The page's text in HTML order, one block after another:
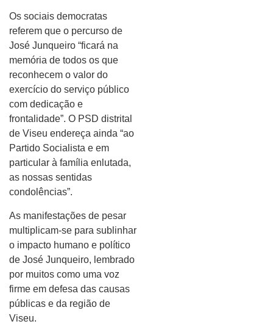
Os sociais democratas
referem que o percurso de
José Junqueiro “ficará na
memória de todos os que
reconhecem o valor do
exercício do serviço público
com dedicação e
frontalidade”. O PSD distrital
de Viseu endereça ainda “ao
Partido Socialista e em
particular à família enlutada,
as nossas sentidas
condolências”.
As manifestações de pesar
multiplicam-se para sublinhar
o impacto humano e político
de José Junqueiro, lembrado
por muitos como uma voz
firme em defesa das causas
públicas e da região de
Viseu.